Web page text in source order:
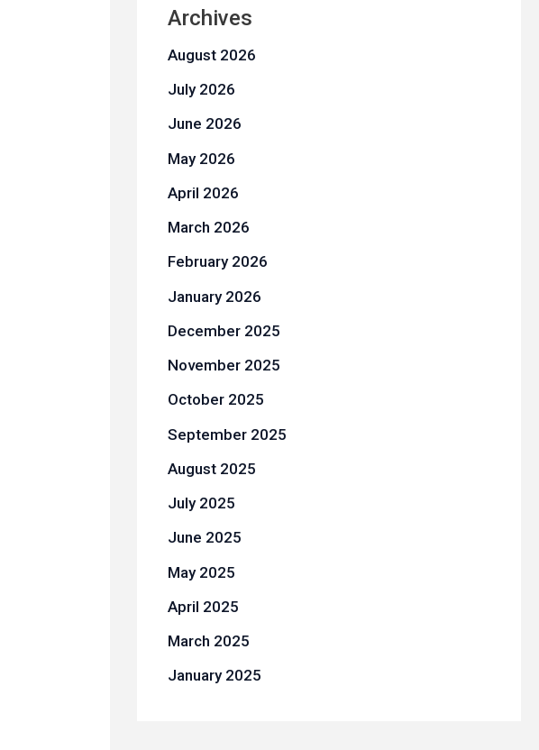
Archives
August 2026
July 2026
June 2026
May 2026
April 2026
March 2026
February 2026
January 2026
December 2025
November 2025
October 2025
September 2025
August 2025
July 2025
June 2025
May 2025
April 2025
March 2025
January 2025